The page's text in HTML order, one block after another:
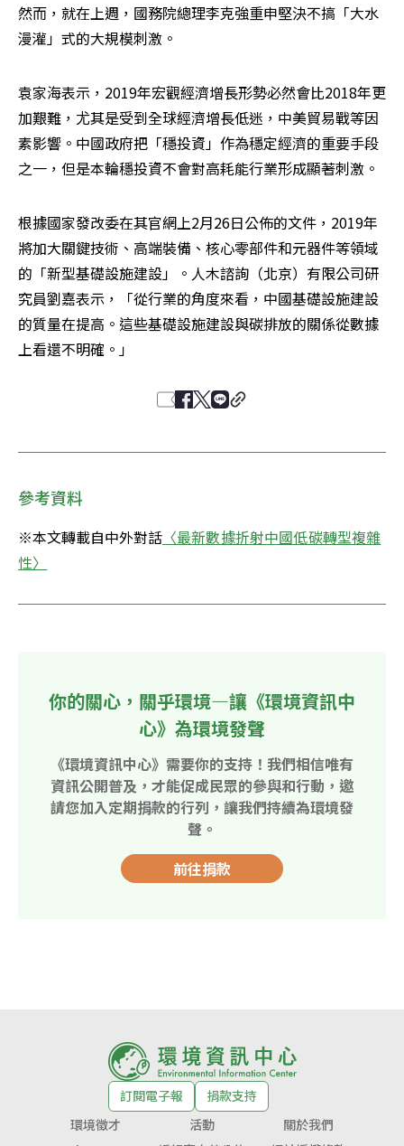
然而，就在上週，國務院總理李克強重申堅決不搞「大水
漫灌」式的大規模刺激。
袁家海表示，2019年宏觀經濟增長形勢必然會比2018年更
加艱難，尤其是受到全球經濟增長低迷，中美貿易戰等因
素影響。中國政府把「穩投資」作為穩定經濟的重要手段
之一，但是本輪穩投資不會對高耗能行業形成顯著刺激。
根據國家發改委在其官網上2月26日公佈的文件，2019年
將加大關鍵技術、高端裝備、核心零部件和元器件等領域
的「新型基礎設施建設」。人木諮詢（北京）有限公司研
究員劉嘉表示，「從行業的角度來看，中國基礎設施建設
的質量在提高。這些基礎設施建設與碳排放的關係從數據
上看還不明確。」
參考資料
※本文轉載自中外對話 〈最新數據折射中國低碳轉型複雜
性〉
你的關心，關乎環境—讓《環境資訊中
心》為環境發聲
《環境資訊中心》需要你的支持！我們相信唯有
資訊公開普及，才能促成民眾的參與和行動，邀
請您加入定期捐款的行列，讓我們持續為環境發
聲。
前往捐款
訂閱電子報
捐款支持
環境徵才
活動
關於我們